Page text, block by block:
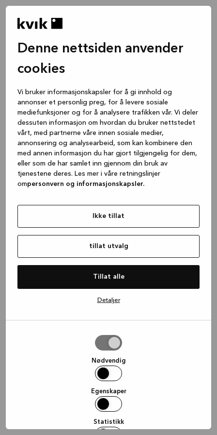
Denne nettsiden anvender
cookies
Vi bruker informasjonskapsler for å gi innhold og
annonser et personlig preg, for å levere sosiale
mediefunksjoner og for å analysere trafikken vår. Vi deler
dessuten informasjon om hvordan du bruker nettstedet
vårt, med partnerne våre innen sosiale medier,
annonsering og analysearbeid, som kan kombinere den
med annen informasjon du har gjort tilgjengelig for dem,
eller som de har samlet inn gjennom din bruk av
tjenestene deres. Les mer i våre retningslinjer
ompersonvern og informasjonskapsler.
Ikke tillat
tillat utvalg
Tillat alle
Detaljer
Nødvendig
Egenskaper
Statistikk
(see the browser console for more
information).